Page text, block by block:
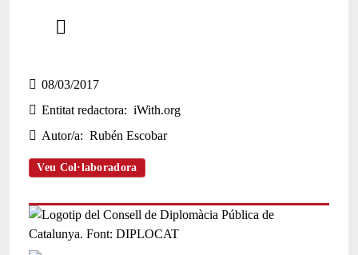
08/03/2017
Entitat redactora
iWith.org
Autor/a
Rubén Escobar
Veu Col·laboradora